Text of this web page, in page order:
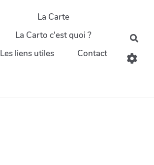
La Carte
La Carto c'est quoi ?
Les liens utiles
Contact